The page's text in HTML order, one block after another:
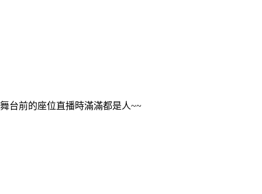
舞台前的座位直播時滿滿都是人~~